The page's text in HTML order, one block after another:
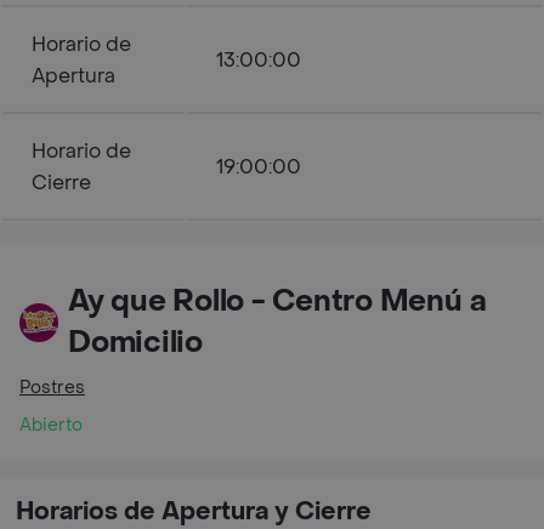
Horario de
Apertura
13:00:00
Horario de
Cierre
19:00:00
Ay que Rollo - Centro Menú a
Domicilio
Postres
Abierto
Horarios de Apertura y Cierre